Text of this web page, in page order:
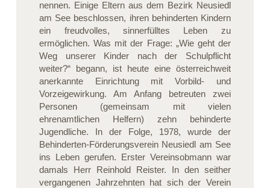
nennen. Einige Eltern aus dem Bezirk Neusiedl
am See beschlossen, ihren behinderten Kindern
ein freudvolles, sinnerfülltes Leben zu
ermöglichen. Was mit der Frage: „Wie geht der
Weg unserer Kinder nach der Schulpflicht
weiter?“ begann, ist heute eine österreichweit
anerkannte Einrichtung mit Vorbild- und
Vorzeigewirkung. Am Anfang betreuten zwei
Personen (gemeinsam mit vielen
ehrenamtlichen Helfern) zehn behinderte
Jugendliche. In der Folge, 1978, wurde der
Behinderten-Förderungsverein Neusiedl am See
ins Leben gerufen. Erster Vereinsobmann war
damals Herr Reinhold Reister. In den seither
vergangenen Jahrzehnten hat sich der Verein